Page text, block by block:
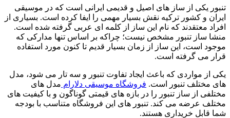
تنبور یکی از ساز های اصیل و قدیمی ایرانی است که در موسیقی
ایران و کشور ترکیه نقش بسیار مهمی را ایفا کرده است. بسیاری از
افراد معتقدند که نام این ساز از کلمه ای عربی گرفته شده است.
منشا ساز تنبور مشخص نیست؛ چراکه بر اساس تنها مدارکی که
موجود است، این ساز از زمان بسیار قدیم تا کنون مورد استفاده
قرار می گرفته است.
یکی از مواردی که باعث ایجاد تفاوت تنبور و سه تار می شود، مدل
های مختلف تنبور است. فروشگاه موسیقی دلارام مدل های
مختلفی از ساز تنبور را در بازه های قیمتی گوناگون و با کیفیت های
مختلف عرضه می کند. تنبور های این فروشگاه متناسب با بودجه
شما قابل خریداری هستند.